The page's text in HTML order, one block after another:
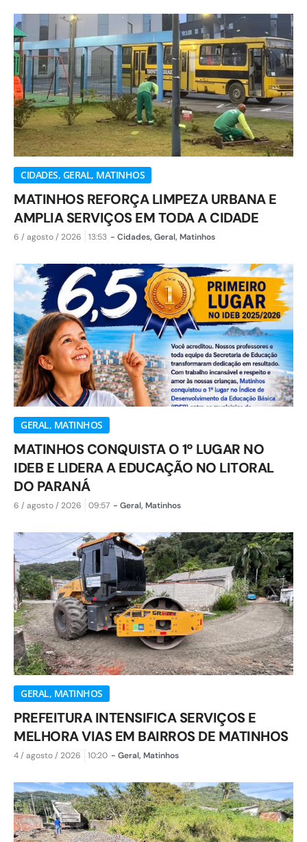
CIDADES, GERAL, MATINHOS
MATINHOS REFORÇA LIMPEZA URBANA E
AMPLIA SERVIÇOS EM TODA A CIDADE
6 / agosto / 2026 13:53 - Cidades, Geral, Matinhos
GERAL, MATINHOS
MATINHOS CONQUISTA O 1º LUGAR NO
IDEB E LIDERA A EDUCAÇÃO NO LITORAL
DO PARANÁ
6 / agosto / 2026 09:57 - Geral, Matinhos
GERAL, MATINHOS
PREFEITURA INTENSIFICA SERVIÇOS E
MELHORA VIAS EM BAIRROS DE MATINHOS
4 / agosto / 2026 10:20 - Geral, Matinhos